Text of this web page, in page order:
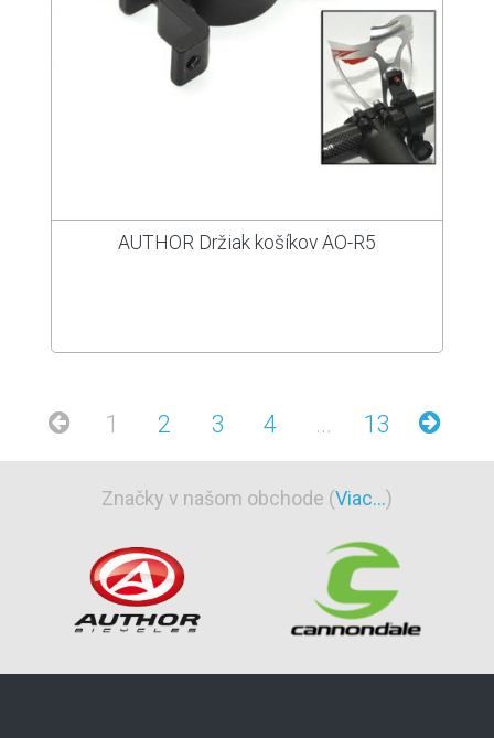
AUTHOR Držiak košíkov AO-R5
1 2 3 4 ... 13
Značky v našom obchode (Viac...)